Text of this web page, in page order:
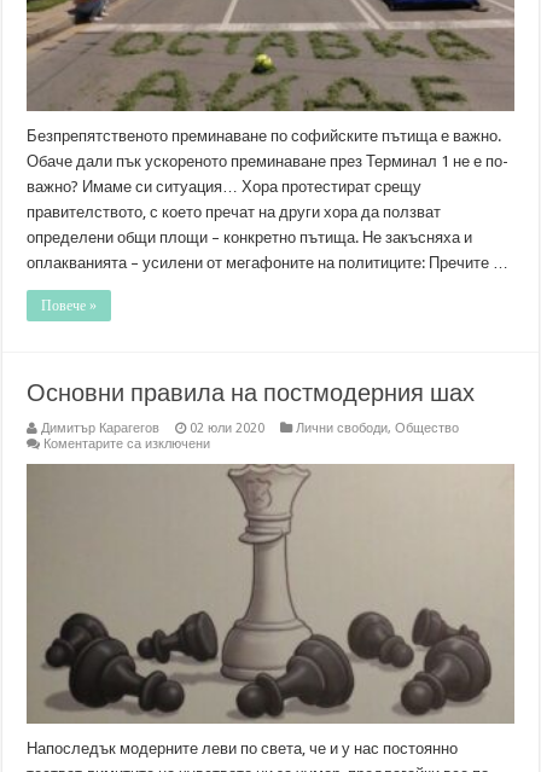
Безпрепятственото преминаване по софийските пътища е важно.
Обаче дали пък ускореното преминаване през Терминал 1 не е по-
важно? Имаме си ситуация… Хора протестират срещу
правителството, с което пречат на други хора да ползват
определени общи площи – конкретно пътища. Не закъсняха и
оплакванията – усилени от мегафоните на политиците: Пречите …
Повече »
Основни правила на постмодерния шах
Димитър Карагегов 02 юли 2020 Лични свободи,Общество
Коментарите са изключениза
правила
постмодерния
Напоследък модерните леви по света, че и у нас постоянно